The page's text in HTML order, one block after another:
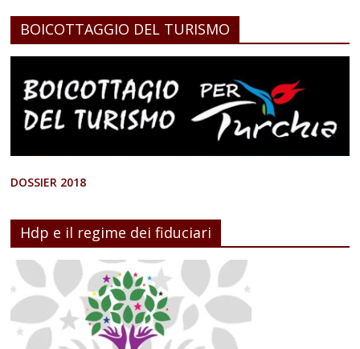
BOICOTTAGGIO DEL TURISMO
DOSSIER 2018
Hdp e il regime dei fiduciari